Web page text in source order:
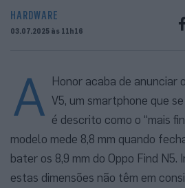
HARDWARE
03.07.2025 às 11h16
A Honor acaba de anunciar
V5, um smartphone que
é descrito como o “mais
modelo mede 8,8 mm quando
bater os 8,9 mm do Oppo Find
estas dimensões não têm em